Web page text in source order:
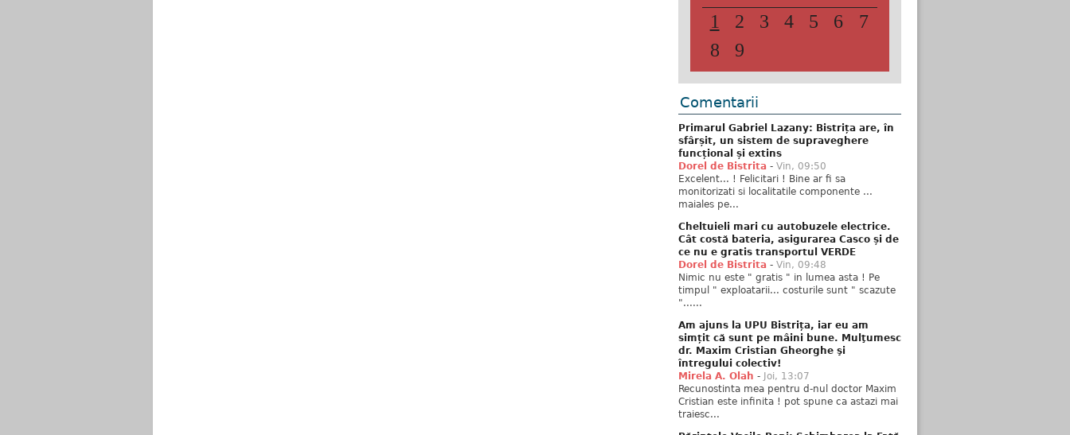
1 2 3 4 5 6
7
8
9
Comentarii
Primarul Gabriel Lazany: Bistrița are, în
sfârșit, un sistem de supraveghere
funcțional și extins
Dorel de Bistrita - Vin, 09:50
Excelent... ! Felicitari ! Bine ar fi sa
monitorizati si localitatile componente ...
maiales pe...
Cheltuieli mari cu autobuzele electrice.
Cât costă bateria, asigurarea Casco și de
ce nu e gratis transportul VERDE
Dorel de Bistrita - Vin, 09:48
Nimic nu este " gratis " in lumea asta ! Pe
timpul " exploatarii... costurile sunt " scazute
"......
Am ajuns la UPU Bistrița, iar eu am
simțit că sunt pe mâini bune. Mulţumesc
dr. Maxim Cristian Gheorghe şi
întregului colectiv!
Mirela A. Olah - Joi, 13:07
Recunostinta mea pentru d-nul doctor Maxim
Cristian este infinita ! pot spune ca astazi mai
traiesc...